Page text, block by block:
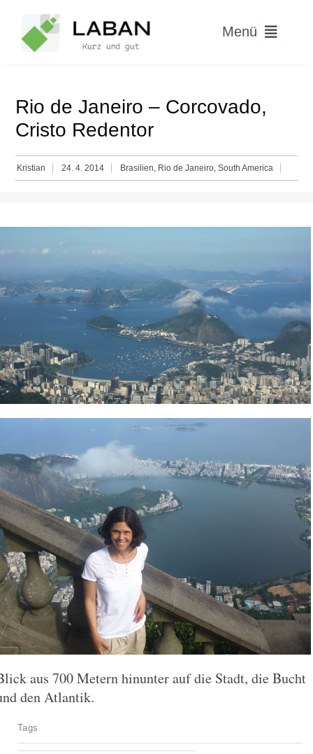
content
Menü
Worum geht’s?
Blog
Rio de Janeiro – Corcovado,
Cristo Redentor
Kristian 24. 4. 2014 Brasilien, Rio de Janeiro,South America
aus 700 Metern hinunter auf die Stadt, die Bucht
den Atlantik.
Tags